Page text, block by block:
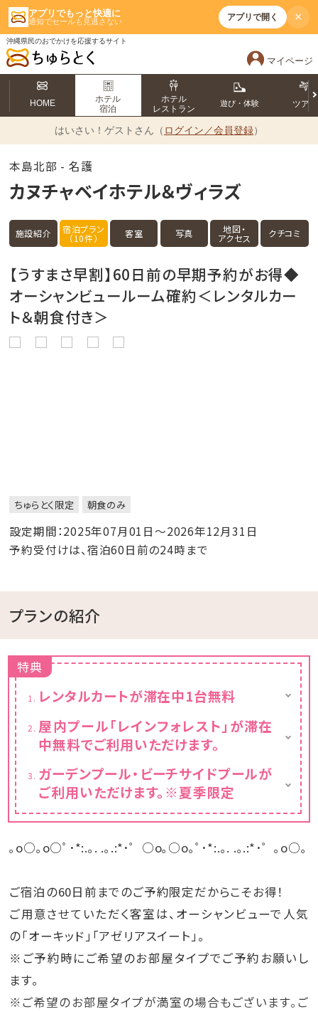
アプリでもっと快適に
通知でセールも見逃さない アプリで開く ×
沖縄県民のおでかけを応援するサイト
マイページ
HOME
ホテル
宿泊
ホテル
レストラン
遊び・体験 ツアー
はいさい！ ゲストさん（ ログイン／会員登録）
本島北部 - 名護
カヌチャベイホテル＆ヴィラズ
施設紹介 宿泊プラン
（10件） 客室 写真 地図・
アクセス クチコミ
【うすまさ早割】60日前の早期予約がお得◆
オーシャンビュールーム確約＜レンタルカー
ト＆朝食付き＞
ちゅらとく限定 朝食のみ
設定期間：2025年07月01日～2026年12月31日
予約受付けは、宿泊60日前の24時まで
プランの紹介
特典
レンタルカートが滞在中1台無料
屋内プール「レインフォレスト」が滞在
中無料でご利用いただけます。
♪
ガーデンプール・ビーチサイドプールが
ご利用いただけます。※夏季限定
※10月中旬以降は、イベント開催準備のため
ご利用できない場合がございます。
｡o○｡o○ﾟ･*:.｡. .｡.:*･゜○o｡○o｡ﾟ･*:.｡. .｡.:*･゜｡o○｡
ご宿泊の60日前までのご予約限定だからこそお得！
ご用意させていただく客室は、オーシャンビューで人気
の「オーキッド」「アゼリアスイート」。
※ご予約時にご希望のお部屋タイプでご予約お願いし
ます。
※ご希望のお部屋タイプが満室の場合もございます。ご